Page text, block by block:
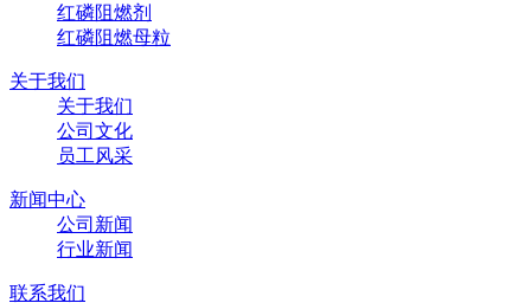
红磷阻燃剂
红磷阻燃母粒
关于我们
关于我们
公司文化
员工风采
新闻中心
公司新闻
行业新闻
联系我们